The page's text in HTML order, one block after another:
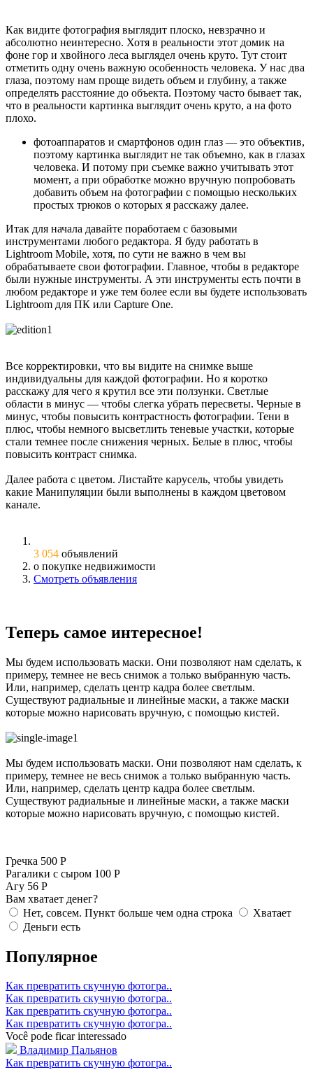
Как видите фотография выглядит плоско, невзрачно и
абсолютно неинтересно. Хотя в реальности этот домик на
фоне гор и хвойного леса выглядел очень круто. Тут стоит
отметить одну очень важную особенность человека. У нас два
глаза, поэтому нам проще видеть объем и глубину, а также
определять расстояние до объекта. Поэтому часто бывает так,
что в реальности картинка выглядит очень круто, а на фото
плохо.
фотоаппаратов и смартфонов один глаз — это объектив,
поэтому картинка выглядит не так объемно, как в глазах
человека. И потому при съемке важно учитывать этот
момент, а при обработке можно вручную попробовать
добавить объем на фотографии с помощью нескольких
простых трюков о которых я расскажу далее.
Итак для начала давайте поработаем с базовыми
инструментами любого редактора. Я буду работать в
Lightroom Mobile, хотя, по сути не важно в чем вы
обрабатываете свои фотографии. Главное, чтобы в редакторе
были нужные инструменты. А эти инструменты есть почти в
любом редакторе и уже тем более если вы будете использовать
Lightroom для ПК или Capture One.
Все корректировки, что вы видите на снимке выше
индивидуальны для каждой фотографии. Но я коротко
расскажу для чего я крутил все эти ползунки. Светлые
области в минус — чтобы слегка убрать пересветы. Черные в
минус, чтобы повысить контрастность фотографии. Тени в
плюс, чтобы немного высветлить теневые участки, которые
стали темнее после снижения черных. Белые в плюс, чтобы
повысить контраст снимка.
Далее работа с цветом. Листайте карусель, чтобы увидеть
какие Манипуляции были выполнены в каждом цветовом
канале.
3 054 объявлений
о покупке недвижимости
Смотреть объявления
Теперь самое интересное!
Мы будем использовать маски. Они позволяют нам сделать, к
примеру, темнее не весь снимок а только выбранную часть.
Или, например, сделать центр кадра более светлым.
Существуют радиальные и линейные маски, а также маски
которые можно нарисовать вручную, с помощью кистей.
Мы будем использовать маски. Они позволяют нам сделать, к
примеру, темнее не весь снимок а только выбранную часть.
Или, например, сделать центр кадра более светлым.
Существуют радиальные и линейные маски, а также маски
которые можно нарисовать вручную, с помощью кистей.
Гречка 500 Р
Рагалики с сыром 100 Р
Агу 56 Р
Вам хватает денег?
Нет, совсем. Пункт больше чем одна строка
Хватает
Деньги есть
Популярное
Как превратить скучную фотогра..
Как превратить скучную фотогра..
Как превратить скучную фотогра..
Как превратить скучную фотогра..
Você pode ficar interessado
Владимир Пальянов
Как превратить скучную фотогра..